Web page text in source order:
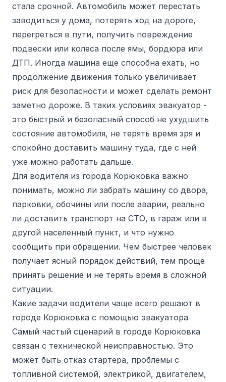
стала срочной. Автомобиль может перестать
заводиться у дома, потерять ход на дороге,
перегреться в пути, получить повреждение
подвески или колеса после ямы, бордюра или
ДТП. Иногда машина еще способна ехать, но
продолжение движения только увеличивает
риск для безопасности и может сделать ремонт
заметно дороже. В таких условиях эвакуатор -
это быстрый и безопасный способ не ухудшить
состояние автомобиля, не терять время зря и
спокойно доставить машину туда, где с ней
уже можно работать дальше.
Для водителя из города Корюковка важно
понимать, можно ли забрать машину со двора,
парковки, обочины или после аварии, реально
ли доставить транспорт на СТО, в гараж или в
другой населенный пункт, и что нужно
сообщить при обращении. Чем быстрее человек
получает ясный порядок действий, тем проще
принять решение и не терять время в сложной
ситуации.
Какие задачи водители чаще всего решают в
городе Корюковка с помощью эвакуатора
Самый частый сценарий в городе Корюковка
связан с технической неисправностью. Это
может быть отказ стартера, проблемы с
топливной системой, электрикой, двигателем,